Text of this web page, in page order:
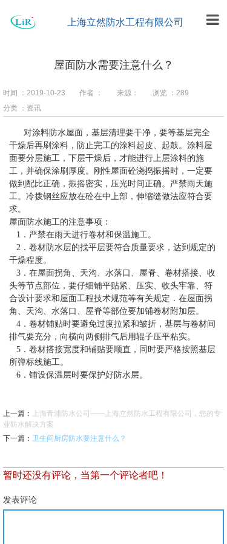
上海立然防水工程有限公司
屋面防水需要注意什么？
时间 ：2019-10-23 作者 ： 来源： 浏览 ： 289
分类 ：资讯
对涂料防水屋面，基层清理要干净，要等基层完全
干燥后再刷涂料，防止完工的涂料起皮、起鼓。涂料屋
面要分层施工，下层干燥后，才能进行上层涂料的施
工，并确保涂刷厚度。刚性屋面砼浇捣振摇时，一定要
做到配比正确，振摇密实，压光时间正确。严禁雨天施
工。冷拨钢丝应放在砼在中上部，伸缩缝做法应符合要
求。
屋面防水施工的注意事项：
1．严禁在雨天进行卷材和保温施工。
2．卷材防水层的找平层要符合质量要求，达到规定的
干燥程度。
3．在屋面拐角、天沟、水落口、屋脊、卷材搭接、收
头等节点部位，要仔细铺平贴紧、压实、收头牢靠、符
合设计要求和屋面工程技术规范等有关规定．在屋面拐
角、天沟、水落口、屋脊等部位要加铺卷材附加层。
4．卷材铺贴时要避免过度拉紧和皱折，基层与卷材间
排气要充分，向横向两侧排气后用辊子压平粘实。
5．卷材搭接宽度和铺贴要顺直，同时要严格按照基层
所弹标线施工。
6．铺设保温层时要保护好防水层。
上一篇：
上海青浦防水公司——上海立然防水工程有限公司，您的专
业防水解决方案
下一篇： 卫生间厨房防水要注意什么？
暂时还没有评论，当第一个评论者吧！
发表评论